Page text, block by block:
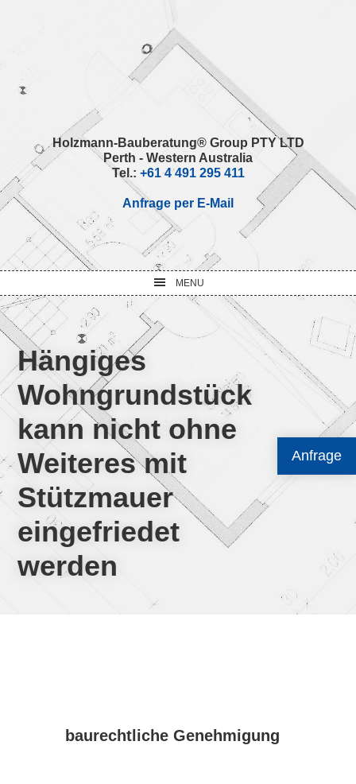
Anfrage
Holzmann-Bauberatung® Group PTY LTD
Perth - Western Australia
Tel.: +61 4 491 295 411
Anfrage per E-Mail
MENU
Hängiges
Wohngrundstück
kann nicht ohne
Weiteres mit
Stützmauer
eingefriedet
werden
baurechtliche Genehmigung